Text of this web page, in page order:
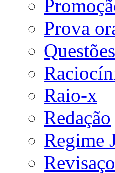
Prova
Questões
Raio-x
Redação
Regime
Revisaço